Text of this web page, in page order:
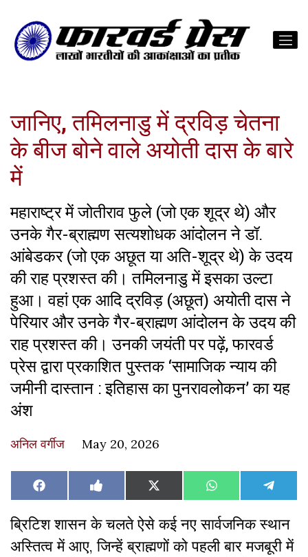
जानिए, तमिलनाडु में द्रविड़ चेतना
के बीज बोने वाले अयोती दास के बारे
में
महाराष्ट्र में जोतीराव फुले (जो एक शूद्र थे) और
उनके गैर-ब्राह्मण सत्यशोधक आंदोलन ने डॉ.
आंबेडकर (जो एक अछूत या अति-शूद्र थे) के उदय
की राह प्रशस्त की। तमिलनाडु में इसका उल्टा
हुआ। वहां एक आदि द्रविड़ (अछूत) अयोती दास ने
पेरियार और उनके गैर-ब्राह्मण आंदोलन के उदय की
राह प्रशस्त की। उनकी जयंती पर पढ़ें, फारवर्ड
प्रेस द्वारा प्रकाशित पुस्तक ‘सामाजिक न्याय की
जमीनी दास्तान : इतिहास का पुनरावलोकन’ का यह
अंश
अनिल वर्गीज May 20, 2026
Share
on
Facebook Share
on
Like
on
Facebook
Share
on
X
(Twitter)
Share
on
WhatsAppShare
on
ब्रिटिश शासन के चलते ऐसे कई नए सार्वजनिक स्थान
अस्तित्व में आए, जिन्हें ब्राह्मणों को पहली बार मजबूरी में